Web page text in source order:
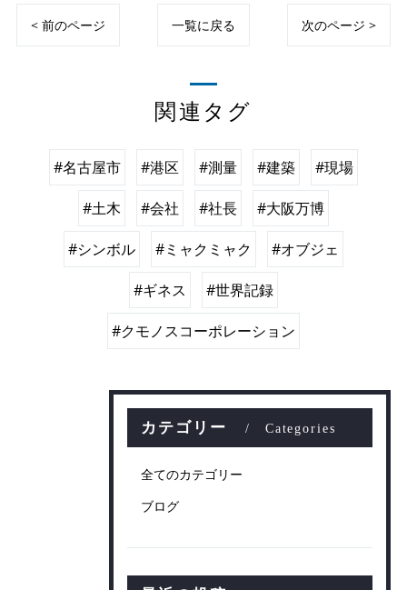
< 前のページ 一覧に戻る 次のページ >
関連タグ
#名古屋市 #港区 #測量 #建築 #現場
#土木 #会社 #社長 #大阪万博
#シンボル #ミャクミャク #オブジェ
#ギネス #世界記録
#クモノスコーポレーション
カテゴリー Categories
全てのカテゴリー
ブログ